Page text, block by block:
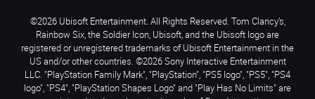
©2026 Ubisoft Entertainment. All Rights Reserved. Tom Clancy’s,
Rainbow Six, the Soldier Icon, Ubisoft, and the Ubisoft logo are
registered or unregistered trademarks of Ubisoft Entertainment in the
US and/or other countries. ©2026 Sony Interactive Entertainment
LLC. "PlayStation Family Mark", "PlayStation", "PS5 logo", "PS5", "PS4
logo", "PS4", "PlayStation Shapes Logo" and "Play Has No Limits" are